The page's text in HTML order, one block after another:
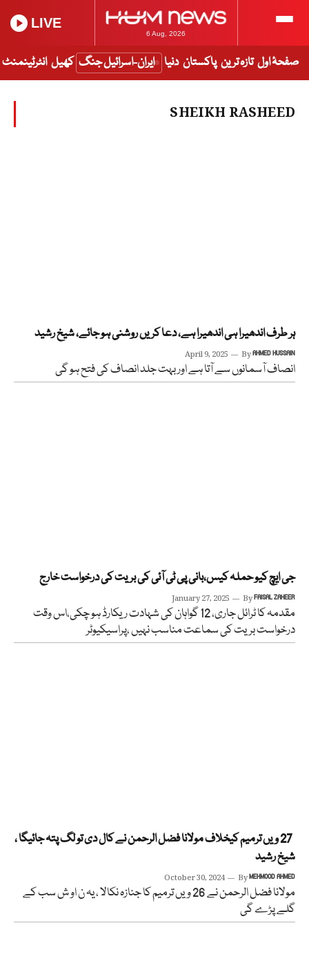
6 Aug, 2026
LIVE
صفحۂ اول تازہ ترین پاکستان دنیا ایران-اسرائیل جنگ کھیل انٹرٹینمنٹ
SHEIKH RASHEED
ہر طرف اندھیرا ہی اندھیرا ہے، دعا کریں روشنی ہو جائے، شیخ رشید
April 9, 2025 ByAHMED HUSSAIN
انصاف آسمانوں سے آتا ہے اور بہت جلد انصاف کی فتح ہو گی
‏جی ایچ کیو حملہ کیس،بانی پی ٹی آئی کی بریت کی درخواست خارج
January 27, 2025 ByFAISAL ZAHEER
مقدمہ کا ٹرائل جاری، 12 گواہان کی شہادت ریکارڈ ہو چکی،اس وقت
درخواست بریت کی سماعت مناسب نہیں ،پراسیکیوٹر
27 ویں ترمیم کیخلاف مولانا فضل الرحمن نے کال دی تو لگ پتہ جائیگا ،
شیخ رشید
October 30, 2024 ByMEHMOOD AHMED
مولانا فضل الرحمن نے 26 ویں ترمیم کا جنازہ نکالا ، یہ ن او ش سب کے
گلے پڑے گی